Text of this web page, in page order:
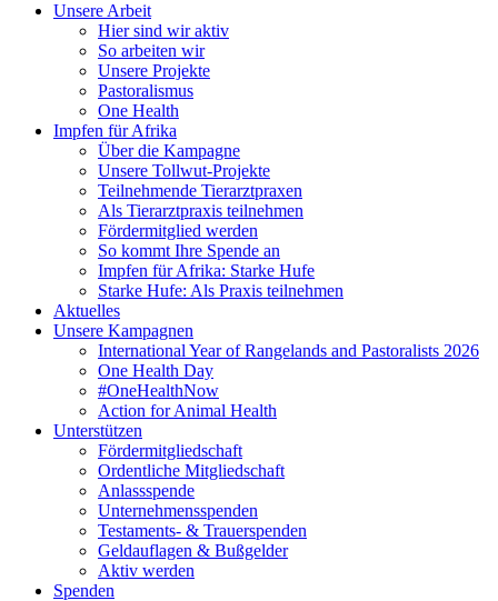
Unsere Arbeit
Hier sind wir aktiv
So arbeiten wir
Unsere Projekte
Pastoralismus
One Health
Impfen für Afrika
Über die Kampagne
Unsere Tollwut-Projekte
Teilnehmende Tierarztpraxen
Als Tierarztpraxis teilnehmen
Fördermitglied werden
So kommt Ihre Spende an
Impfen für Afrika: Starke Hufe
Starke Hufe: Als Praxis teilnehmen
Aktuelles
Unsere Kampagnen
International Year of Rangelands and Pastoralists 2026
One Health Day
#OneHealthNow
Action for Animal Health
Unterstützen
Fördermitgliedschaft
Ordentliche Mitgliedschaft
Anlassspende
Unternehmensspenden
Testaments- & Trauerspenden
Geldauflagen & Bußgelder
Aktiv werden
Spenden